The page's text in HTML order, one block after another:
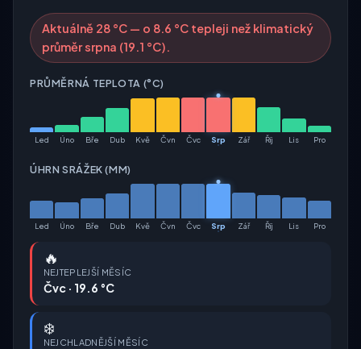
Aktuálně 28 °C — o 8.6 °C tepleji než klimatický
průměr srpna (19.1 °C).
PRŮMĚRNÁ TEPLOTA (°C)
Led Úno Bře Dub Kvě Čvn Čvc Srp Zář Říj Lis Pro
ÚHRN SRÁŽEK (MM)
Led Úno Bře Dub Kvě Čvn Čvc Srp Zář Říj Lis Pro
🔥
NEJTEPLEJŠÍ MĚSÍC
Čvc · 19.6 °C
❄️
NEJCHLADNĚJŠÍ MĚSÍC